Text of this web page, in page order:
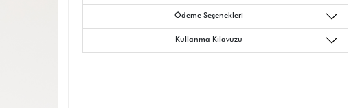
Ödeme Seçenekleri
Kullanma Kılavuzu